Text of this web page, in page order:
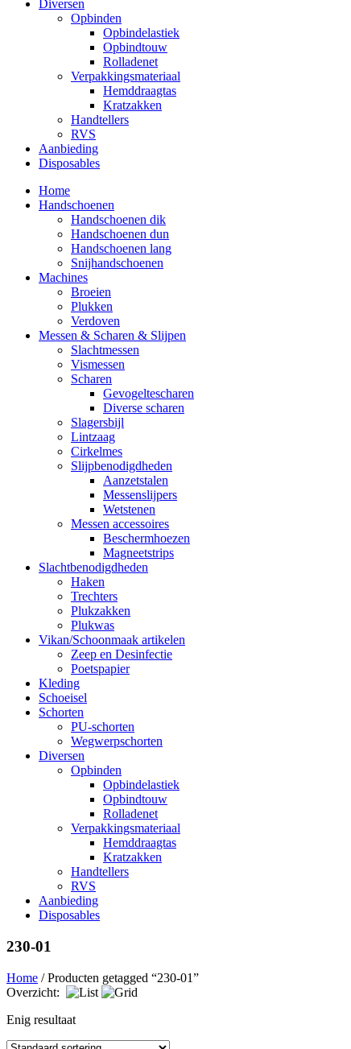
Diversen
Opbinden
Opbindelastiek
Opbindtouw
Rolladenet
Verpakkingsmateriaal
Hemddraagtas
Kratzakken
Handtellers
RVS
Aanbieding
Disposables
Home
Handschoenen
Handschoenen dik
Handschoenen dun
Handschoenen lang
Snijhandschoenen
Machines
Broeien
Plukken
Verdoven
Messen & Scharen & Slijpen
Slachtmessen
Vismessen
Scharen
Gevogeltescharen
Diverse scharen
Slagersbijl
Lintzaag
Cirkelmes
Slijpbenodigdheden
Aanzetstalen
Messenslijpers
Wetstenen
Messen accessoires
Beschermhoezen
Magneetstrips
Slachtbenodigdheden
Haken
Trechters
Plukzakken
Plukwas
Vikan/Schoonmaak artikelen
Zeep en Desinfectie
Poetspapier
Kleding
Schoeisel
Schorten
PU-schorten
Wegwerpschorten
Diversen
Opbinden
Opbindelastiek
Opbindtouw
Rolladenet
Verpakkingsmateriaal
Hemddraagtas
Kratzakken
Handtellers
RVS
Aanbieding
Disposables
230-01
Home / Producten getagged “230-01”
Overzicht:
Enig resultaat